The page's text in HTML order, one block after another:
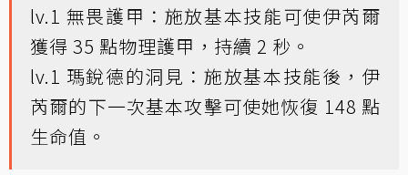
lv.1 無畏護甲：施放基本技能可使伊芮爾
獲得 35 點物理護甲，持續 2 秒。
lv.1 瑪銳德的洞見：施放基本技能後，伊
芮爾的下一次基本攻擊可使她恢復 148 點
生命值。